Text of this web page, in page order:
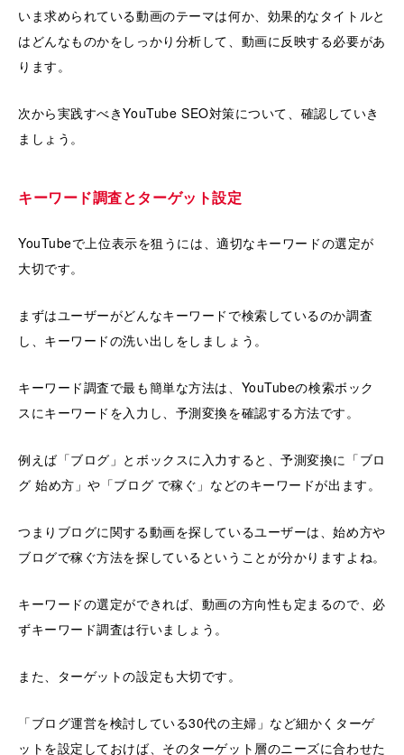
いま求められている動画のテーマは何か、効果的なタイトルと
はどんなものかをしっかり分析して、動画に反映する必要があ
ります。
次から実践すべきYouTube SEO対策について、確認していき
ましょう。
キーワード調査とターゲット設定
YouTubeで上位表示を狙うには、適切なキーワードの選定が
大切です。
まずはユーザーがどんなキーワードで検索しているのか調査
し、キーワードの洗い出しをしましょう。
キーワード調査で最も簡単な方法は、YouTubeの検索ボック
スにキーワードを入力し、予測変換を確認する方法です。
例えば「ブログ」とボックスに入力すると、予測変換に「ブロ
グ 始め方」や「ブログ で稼ぐ」などのキーワードが出ます。
つまりブログに関する動画を探しているユーザーは、始め方や
ブログで稼ぐ方法を探しているということが分かりますよね。
キーワードの選定ができれば、動画の方向性も定まるので、必
ずキーワード調査は行いましょう。
また、ターゲットの設定も大切です。
「ブログ運営を検討している30代の主婦」など細かくターゲ
ットを設定しておけば、そのターゲット層のニーズに合わせた